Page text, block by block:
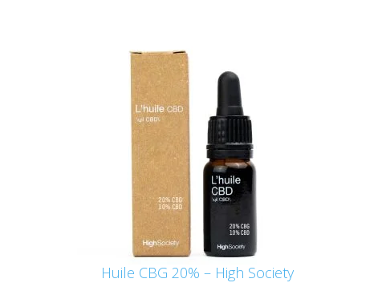
Huile CBG 20% – High Society